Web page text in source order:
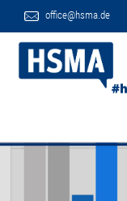
office@hsma.de